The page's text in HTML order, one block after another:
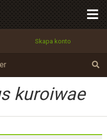
Skapa konto
kuroiwae
Tillbaka till förstasidan